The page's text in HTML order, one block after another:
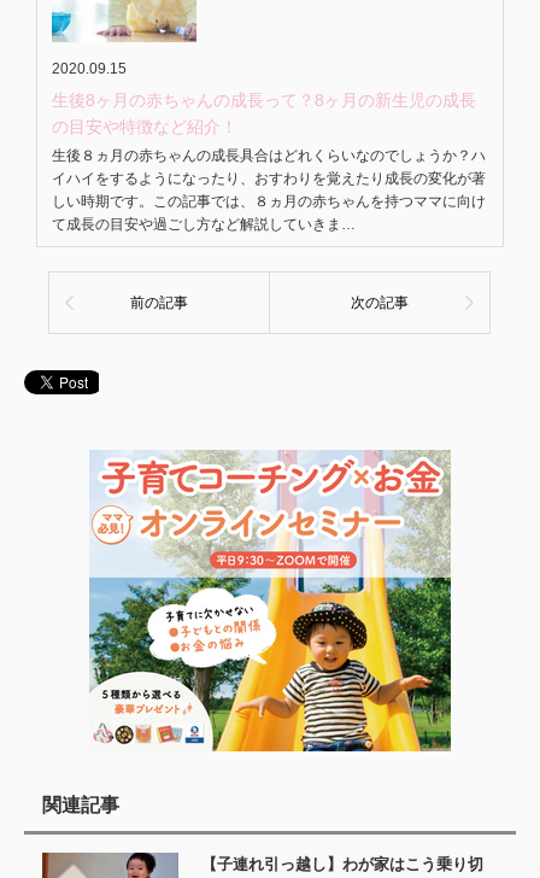
2020.09.15
生後8ヶ月の赤ちゃんの成長って？8ヶ月の新生児の成長
の目安や特徴など紹介！
生後８ヵ月の赤ちゃんの成長具合はどれくらいなのでしょうか？ハ
イハイをするようになったり、おすわりを覚えたり成長の変化が著
しい時期です。この記事では、８ヵ月の赤ちゃんを持つママに向け
て成長の目安や過ごし方など解説していきま…
前の記事 次の記事
関連記事
【子連れ引っ越し】わが家はこう乗り切